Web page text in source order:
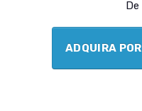
De
ADQUIRA POR